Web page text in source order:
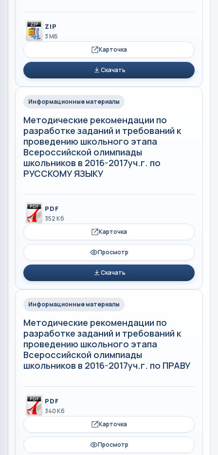
ZIP
3 МБ
Карточка
Скачать
Информационные материалы
Методические рекомендации по
разработке заданий и требований к
проведению школьного этапа
Всероссийской олимпиады
школьников в 2016-2017уч.г. по
РУССКОМУ ЯЗЫКУ
PDF
352 Кб
Карточка
Просмотр
Скачать
Информационные материалы
Методические рекомендации по
разработке заданий и требований к
проведению школьного этапа
Всероссийской олимпиады
школьников в 2016-2017уч.г. по ПРАВУ
PDF
340 Кб
Карточка
Просмотр